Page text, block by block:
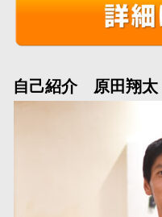
自己紹介 原田翔太